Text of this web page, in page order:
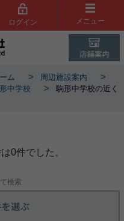
ログイン メニュー
ム > 周辺施設案内 >
中学校 >
駒形中学校の近く
0件でした。
検索